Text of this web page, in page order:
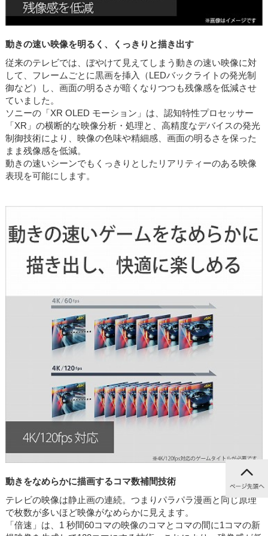
動きの速い映像を明るく、くっきりと描き出す
従来のテレビでは、ぼやけて見えてしまう動きの速い映像に対
して、フレームごとに黒画を挿入（LEDバックライトの発光制
御など）し、画面の明るさが暗くなりつつも残像感を低減させ
ていました。
ソニーの「XR OLED モーション」は、認知特性プロセッサー
「XR」の横断的な映像分析・処理と、高精度なデバイスの発光
制御技術により、映像の色味や精細感、画面の明るさを保った
まま残像感を低減。
動きの速いシーンでもくっきりとしたリアリティーのある映像
表現を可能にします。
動きをなめらかに描画するコマ数補間技術
テレビの映像は静止画の連続。つまりパラパラ漫画と同じ原理
で枚数が多いほど映像がなめらかに見えます。
「倍速」は、1 秒間60コマの映像のコマとコマの間に1コマの新